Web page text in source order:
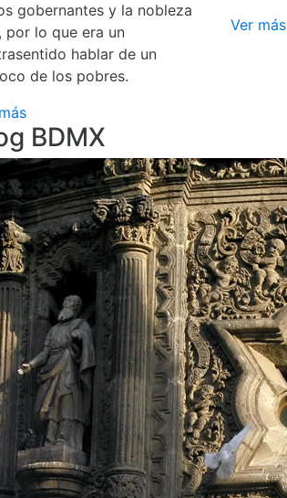
gobernantes y la nobleza
por lo que era un
hablar de un
de los pobres.
Ver más
BDMX